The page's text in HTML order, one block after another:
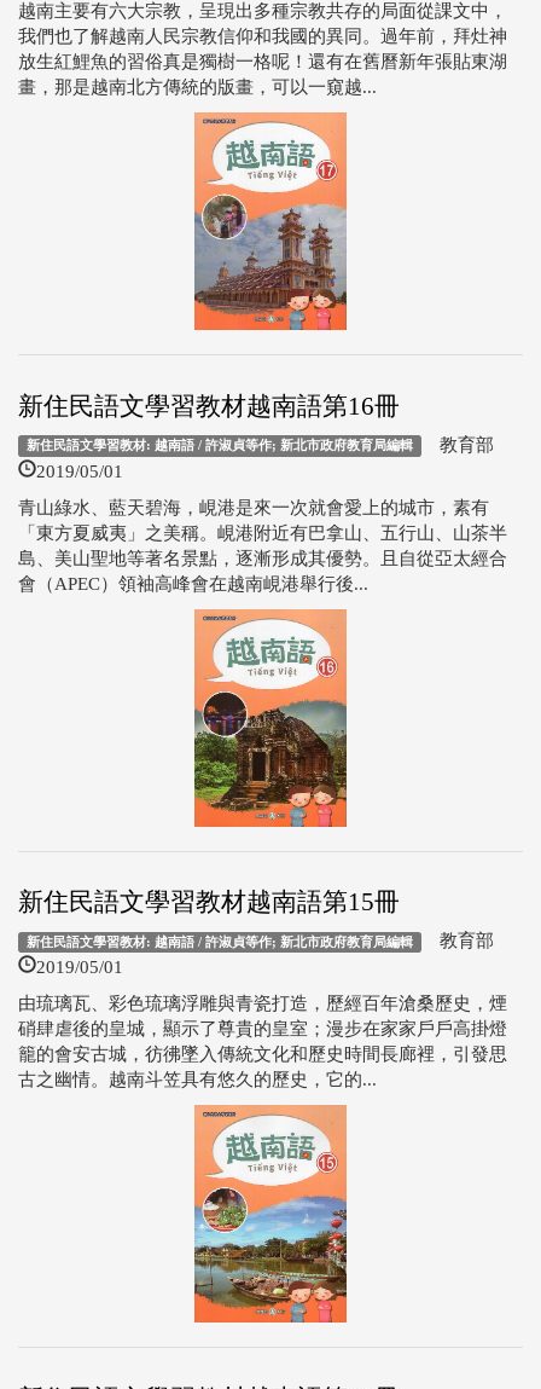
越南主要有六大宗教，呈現出多種宗教共存的局面從課文中，
我們也了解越南人民宗教信仰和我國的異同。過年前，拜灶神
放生紅鯉魚的習俗真是獨樹一格呢！還有在舊曆新年張貼東湖
畫，那是越南北方傳統的版畫，可以一窺越...
新住民語文學習教材越南語第16冊
新住民語文學習教材: 越南語 / 許淑貞等作; 新北市政府教育局編輯 教育部
2019/05/01
青山綠水、藍天碧海，峴港是來一次就會愛上的城市，素有
「東方夏威夷」之美稱。峴港附近有巴拿山、五行山、山茶半
島、美山聖地等著名景點，逐漸形成其優勢。且自從亞太經合
會（APEC）領袖高峰會在越南峴港舉行後...
新住民語文學習教材越南語第15冊
新住民語文學習教材: 越南語 / 許淑貞等作; 新北市政府教育局編輯 教育部
2019/05/01
由琉璃瓦、彩色琉璃浮雕與青瓷打造，歷經百年滄桑歷史，煙
硝肆虐後的皇城，顯示了尊貴的皇室；漫步在家家戶戶高掛燈
籠的會安古城，彷彿墜入傳統文化和歷史時間長廊裡，引發思
古之幽情。越南斗笠具有悠久的歷史，它的...